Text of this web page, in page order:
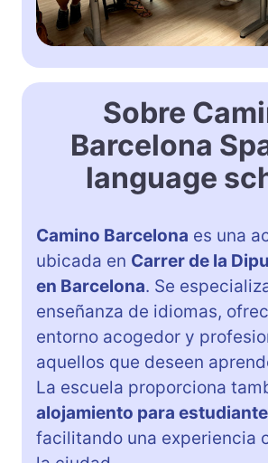
Sobre
Barcelona
language
Camino Barcelona es una
ubicada en Carrer de la
en Barcelona. Se
enseñanza de idiomas,
entorno acogedor y
aquellos que deseen
La escuela proporciona
alojamiento para
facilitando una experiencia